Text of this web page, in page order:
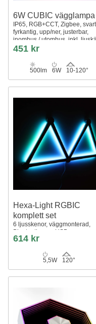
6W CUBIC vägglampa
IP65, RGB+CCT, Zigbee,
fyrkantig, upp/ner, justerbar,
inomhus / utomhus, inkl.
451 kr
500lm 6W 10-120°
Hexa-Light RGBIC
komplett set
6 ljusskenor, väggmonterad,
Bluetooth-app, USB
614 kr
5,5W 120°